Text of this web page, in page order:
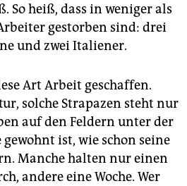
So heiß, dass in weniger als
gestorben sind: drei
und zwei Italiener.
Art Arbeit geschaffen.
solche Strapazen steht nur
auf den Feldern unter der
ist, wie schon seine
Manche halten nur einen
andere eine Woche. Wer